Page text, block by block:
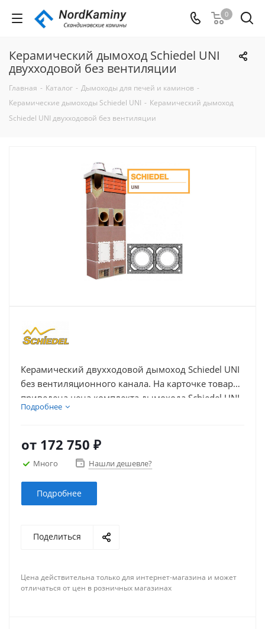
0
Керамический дымоход Schiedel UNI
двухходовой без вентиляции
Главная - Каталог - Дымоходы для печей и каминов -
Керамические дымоходы Schiedel UNI - Керамический дымоход
Schiedel UNI двухходовой без вентиляции
Керамический двухходовой дымоход Schiedel UNI
без вентиляционного канала. На карточке товара
приведена цена комплекта дымохода Schiedel UNI
из керамики с двумя дымоходными каналами без
каналов.
Подробнее
от 172 750 ₽
Много Нашли дешевле?
Подробнее
Поделиться
Цена действительна только для интернет-магазина и может
отличаться от цен в розничных магазинах